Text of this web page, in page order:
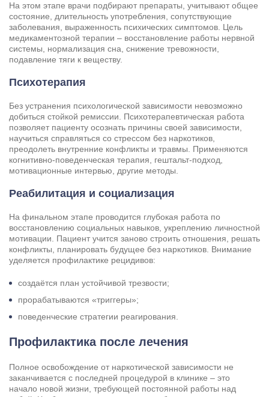
На этом этапе врачи подбирают препараты, учитывают общее
состояние, длительность употребления, сопутствующие
заболевания, выраженность психических симптомов. Цель
медикаментозной терапии – восстановление работы нервной
системы, нормализация сна, снижение тревожности,
подавление тяги к веществу.
Психотерапия
Без устранения психологической зависимости невозможно
добиться стойкой ремиссии. Психотерапевтическая работа
позволяет пациенту осознать причины своей зависимости,
научиться справляться со стрессом без наркотиков,
преодолеть внутренние конфликты и травмы. Применяются
когнитивно-поведенческая терапия, гештальт-подход,
мотивационные интервью, другие методы.
Реабилитация и социализация
На финальном этапе проводится глубокая работа по
восстановлению социальных навыков, укреплению личностной
мотивации. Пациент учится заново строить отношения, решать
конфликты, планировать будущее без наркотиков. Внимание
уделяется профилактике рецидивов:
создаётся план устойчивой трезвости;
прорабатываются «триггеры»;
поведенческие стратегии реагирования.
Профилактика после лечения
Полное освобождение от наркотической зависимости не
заканчивается с последней процедурой в клинике – это
начало новой жизни, требующей постоянной работы над